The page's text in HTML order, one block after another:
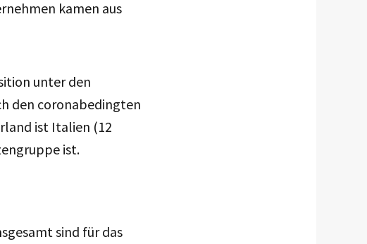
kamen aus
unter den
den coronabedingten
ist Italien (12
ist.
sind für das